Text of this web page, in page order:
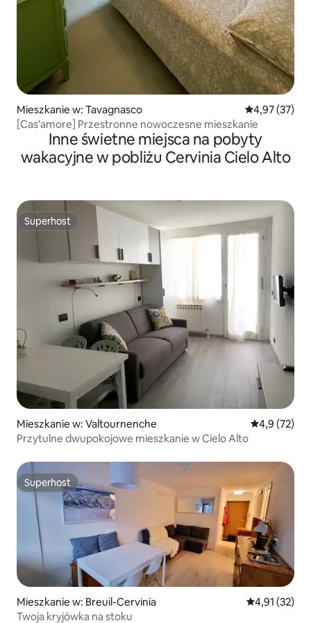
Mieszkanie w: Tavagnasco Średnia
4,97 (37)
[Cas'amore] Przestronne nowoczesne mieszkanie
Inne świetne miejsca na pobyty
wakacyjne w pobliżu Cervinia Cielo Alto
Superhost
Superhost
Mieszkanie w: Valtournenche Średnia
4,9 (72)
Przytulne dwupokojowe mieszkanie w Cielo Alto
Superhost
Superhost
Mieszkanie w: Breuil-Cervinia Średnia
4,91 (32)
Twoja kryjówka na stoku